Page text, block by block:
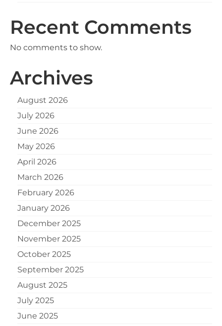
Recent Comments
No comments to show.
Archives
August 2026
July 2026
June 2026
May 2026
April 2026
March 2026
February 2026
January 2026
December 2025
November 2025
October 2025
September 2025
August 2025
July 2025
June 2025